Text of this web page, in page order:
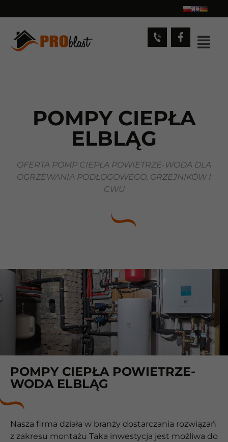
POMPY CIEPŁA
ELBLĄG
OFERTA POMP CIEPŁA POWIETRZE-WODA DLA
OGRZEWANIA PODŁOGOWEGO, GRZEJNIKÓW I
CWU
POMPY CIEPŁA POWIETRZE-
WODA ELBLĄG
Nasza firma działa w branży dostarczania rozwiązań
z zakresu montażu Taka inwestycja jest możliwa do